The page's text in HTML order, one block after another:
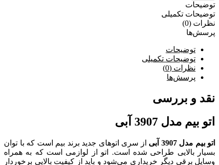
توضیحات
توضیحات تکمیلی
نظرات (0)
پرسش‌ها
توضیحات
توضیحات تکمیلی
نظرات (0)
پرسش‌ها
نقد و بررسی
اتو بیم مدل 3907 آبی
اتو بیم مدل 3907 آبی
از سری اتوهای جدید برند بیم است که با توان
بسیار بالایی طراحی شده است. اتو از لوازمی است که به همراه
وسایل برقی دیگر خریداری می‌شود و باید از کیفیت بالایی برخوردار